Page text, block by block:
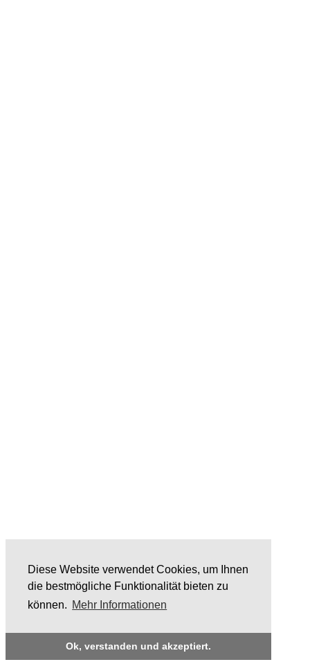
Diese Website verwendet Cookies, um Ihnen
die bestmögliche Funktionalität bieten zu
können. Mehr Informationen
Ok, verstanden und akzeptiert.